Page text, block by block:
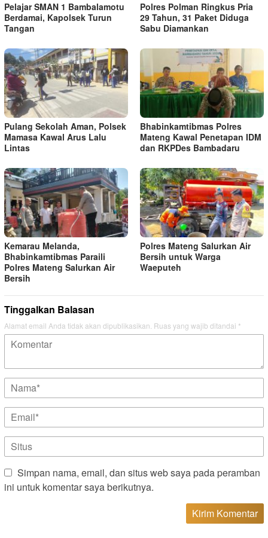
Pelajar SMAN 1 Bambalamotu
Berdamai, Kapolsek Turun
Tangan
Polres Polman Ringkus Pria
29 Tahun, 31 Paket Diduga
Sabu Diamankan
Pulang Sekolah Aman, Polsek
Mamasa Kawal Arus Lalu
Lintas
Bhabinkamtibmas Polres
Mateng Kawal Penetapan IDM
dan RKPDes Bambadaru
Kemarau Melanda,
Bhabinkamtibmas Paraili
Polres Mateng Salurkan Air
Bersih
Polres Mateng Salurkan Air
Bersih untuk Warga
Waeputeh
Tinggalkan Balasan
Alamat email Anda tidak akan dipublikasikan. Ruas yang wajib ditandai *
Simpan nama, email, dan situs web saya pada peramban
ini untuk komentar saya berikutnya.